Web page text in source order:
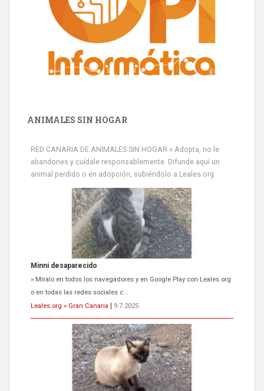
ANIMALES SIN HOGAR
RED CANARIA DE ANIMALES SIN HOGAR » Adopta, no le
abandones y cuídale responsablemente. Difunde aquí un
animal perdido o en adopción, subiéndolo a Leales.org
Minni desaparecido
» Míralo en todos los navegadores y en Google Play con Leales.org
o en todas las redes sociales c...
Leales.org » Gran Canaria
9.7.2025